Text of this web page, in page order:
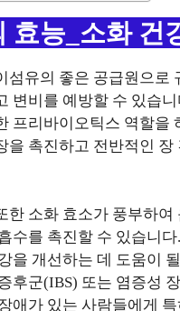
효능_소화 건
섬유의 좋은 공급원으로
변비를 예방할 수 있습
프리바이오틱스 역할을
을 촉진하고 전반적인 장
한 소화 효소가 풍부하여
수를 촉진할 수 있습니
을 개선하는 데 도움이
후군(IBS) 또는 염증성
애가 있는 사람들에게